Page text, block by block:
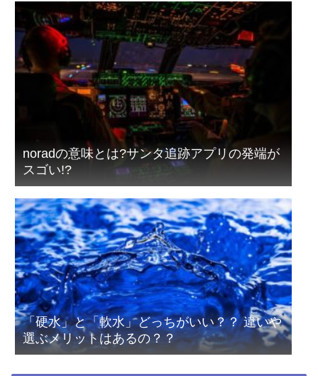
noradの意味とは?サンタ追跡アプリの発端が
スゴい!?
「硬水」と「軟水」どっちがいい？？ 違いや
選ぶメリットはあるの？？